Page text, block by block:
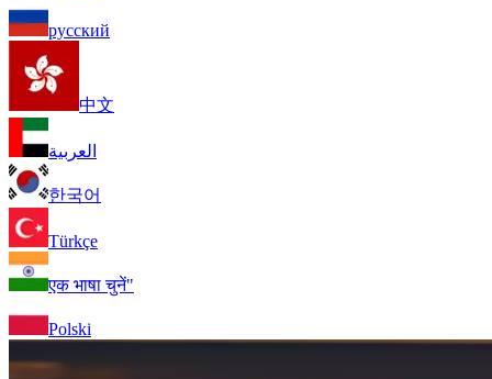
русский
中文
العربية
한국어
Türkçe
एक भाषा चुनें"
Polski